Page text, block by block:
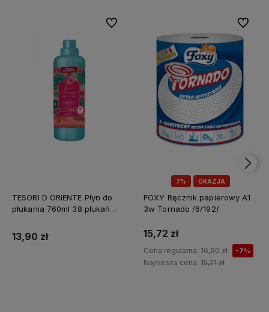
TESORI D ORIENTE Płyn do
płukania 760ml 38 płukań
13,90 zł
Do ulubionych
7% OKAZJA
FOXY Ręcznik papierowy A1
3w Tornado /6/192/
15,72 zł
Cena regularna: 16,90 zł -7%
Najniższa cena: 15,21 zł
Do